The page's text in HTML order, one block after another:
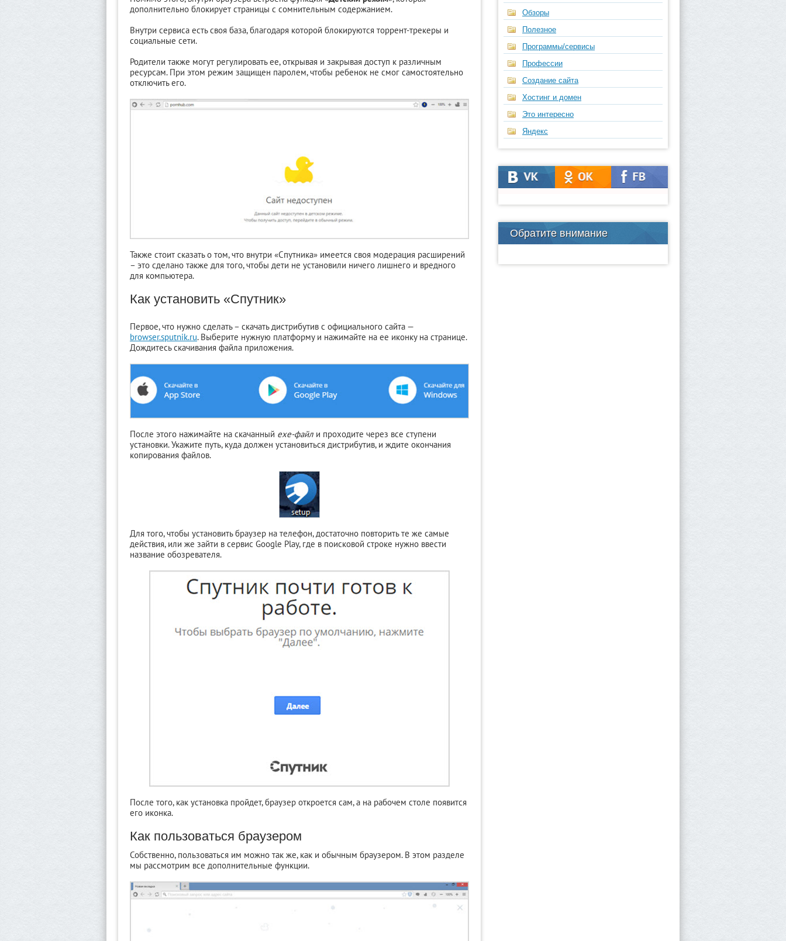
дополнительно блокирует страницы с сомнительным содержанием.
Внутри сервиса есть своя база, благодаря которой блокируются торрент-трекеры и
социальные сети.
Родители также могут регулировать ее, открывая и закрывая доступ к различным
ресурсам. При этом режим защищен паролем, чтобы ребенок не смог самостоятельно
отключить его.
Также стоит сказать о том, что внутри «Спутника» имеется своя модерация расширений
– это сделано также для того, чтобы дети не установили ничего лишнего и вредного
для компьютера.
Как установить «Спутник»
Первое, что нужно сделать – скачать дистрибутив с официального сайта —
browser.sputnik.ru. Выберите нужную платформу и нажимайте на ее иконку на странице.
Дождитесь скачивания файла приложения.
После этого нажимайте на скачанный exe-файл и проходите через все ступени
установки. Укажите путь, куда должен установиться дистрибутив, и ждите окончания
копирования файлов.
Для того, чтобы установить браузер на телефон, достаточно повторить те же самые
действия, или же зайти в сервис Google Play, где в поисковой строке нужно ввести
название обозревателя.
После того, как установка пройдет, браузер откроется сам, а на рабочем столе появится
его иконка.
Как пользоваться браузером
Собственно, пользоваться им можно так же, как и обычным браузером. В этом разделе
мы рассмотрим все дополнительные функции.
Обзоры
Полезное
Программы/сервисы
Профессии
Создание сайта
Хостинг и домен
Это интересно
Яндекс
Обратите внимание